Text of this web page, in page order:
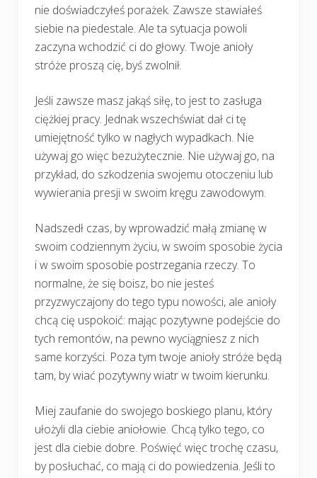
nie doświadczyłeś porażek. Zawsze stawiałeś
siebie na piedestale. Ale ta sytuacja powoli
zaczyna wchodzić ci do głowy. Twoje anioły
stróże proszą cię, byś zwolnił.
Jeśli zawsze masz jakąś siłę, to jest to zasługa
ciężkiej pracy. Jednak wszechświat dał ci tę
umiejętność tylko w nagłych wypadkach. Nie
używaj go więc bezużytecznie. Nie używaj go, na
przykład, do szkodzenia swojemu otoczeniu lub
wywierania presji w swoim kręgu zawodowym.
Nadszedł czas, by wprowadzić małą zmianę w
swoim codziennym życiu, w swoim sposobie życia
i w swoim sposobie postrzegania rzeczy. To
normalne, że się boisz, bo nie jesteś
przyzwyczajony do tego typu nowości, ale anioły
chcą cię uspokoić: mając pozytywne podejście do
tych remontów, na pewno wyciągniesz z nich
same korzyści. Poza tym twoje anioły stróże będą
tam, by wiać pozytywny wiatr w twoim kierunku.
Miej zaufanie do swojego boskiego planu, który
ułożyli dla ciebie aniołowie. Chcą tylko tego, co
jest dla ciebie dobre. Poświęć więc trochę czasu,
by posłuchać, co mają ci do powiedzenia. Jeśli to